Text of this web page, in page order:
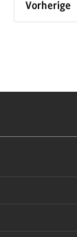
Vorherige